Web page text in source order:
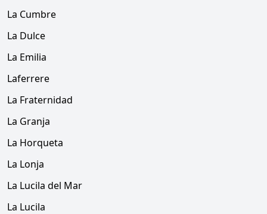
La Cumbre
La Dulce
La Emilia
Laferrere
La Fraternidad
La Granja
La Horqueta
La Lonja
La Lucila del Mar
La Lucila